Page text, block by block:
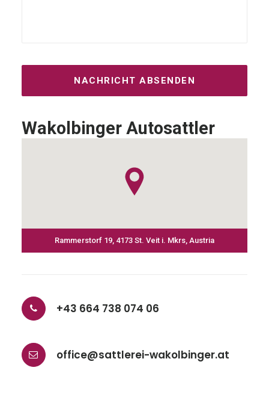
Wakolbinger Autosattler
Rammerstorf 19, 4173 St. Veit i. Mkrs, Austria
+43 664 738 074 06
office@sattlerei-wakolbinger.at